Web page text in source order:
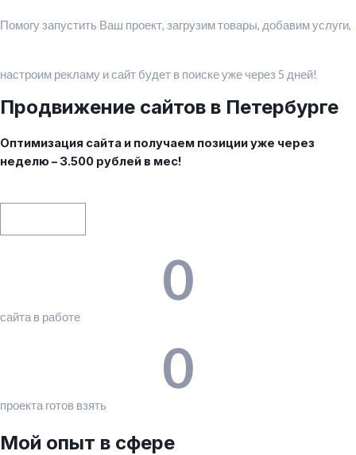
Помогу запустить Ваш проект, загрузим товары, добавим услуги,
настроим рекламу и сайт будет в поиске уже через 5 дней!
Продвижение сайтов в Петербурге
Оптимизация сайта и получаем позиции уже через
неделю – 3.500 рублей в мес!
0
сайта в работе
0
проекта готов взять
Мой опыт в сфере